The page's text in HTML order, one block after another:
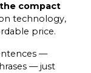
compact
technology,
price.
—
— just